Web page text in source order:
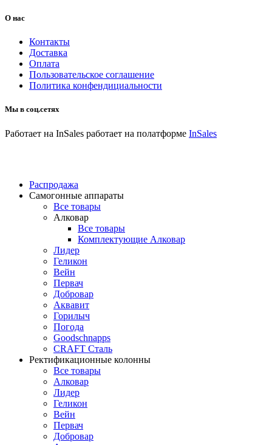
О нас
Контакты
Доставка
Оплата
Пользовательское соглашение
Политика конфендициальности
Мы в соц.сетях
Работает на InSales работает на полатформе InSales
Распродажа
Самогонные аппараты
Все товары
Алковар
Все товары
Комплектующие Алковар
Лидер
Геликон
Вейн
Первач
Добровар
Аквавит
Горилыч
Погода
Goodschnapps
CRAFT Сталь
Ректификационные колонны
Все товары
Алковар
Лидер
Геликон
Вейн
Первач
Добровар